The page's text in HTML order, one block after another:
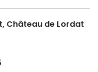
Château de Lordat